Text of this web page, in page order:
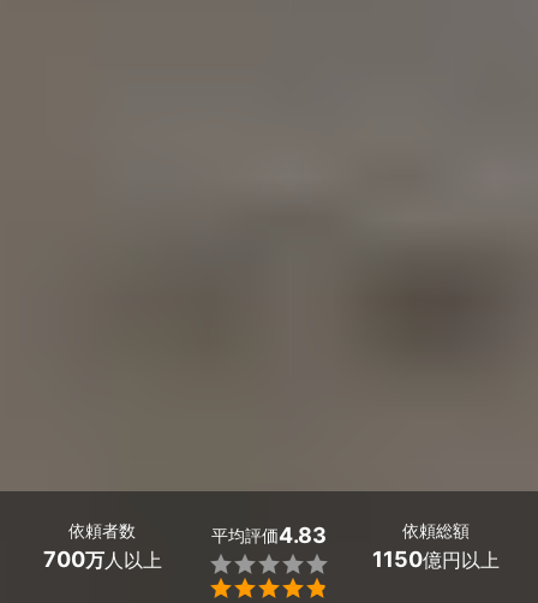
依頼者数
700万人以上
平均評価4.83


依頼総額
1150億円以上